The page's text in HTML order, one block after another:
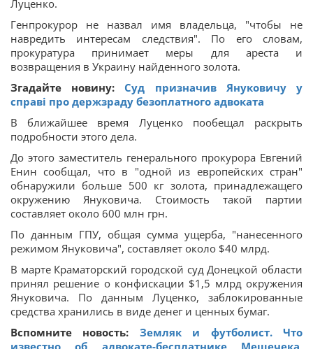
Луценко.
Генпрокурор не назвал имя владельца, "чтобы не
навредить интересам следствия". По его словам,
прокуратура принимает меры для ареста и
возвращения в Украину найденного золота.
Згадайте новину: Суд призначив Януковичу у
справі про держзраду безоплатного адвоката
В ближайшее время Луценко пообещал раскрыть
подробности этого дела.
До этого заместитель генерального прокурора Евгений
Енин сообщал, что в "одной из европейских стран"
обнаружили больше 500 кг золота, принадлежащего
окружению Януковича. Стоимость такой партии
составляет около 600 млн грн.
По данным ГПУ, общая сумма ущерба, "нанесенного
режимом Януковича", составляет около $40 млрд.
В марте Краматорский городской суд Донецкой области
принял решение о конфискации $1,5 млрд окружения
Януковича. По данным Луценко, заблокированные
средства хранились в виде денег и ценных бумаг.
Вспомните новость: Земляк и футболист. Что